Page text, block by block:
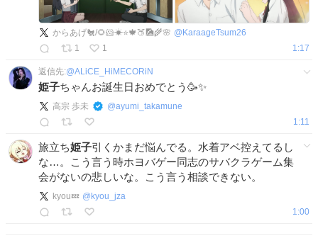
からあげ🐔/🌻🐹☀⭐️🍁🍑🎑🌾🌸 @ KaraageTsum26
1
1 1:17
返信先:@ALiCE_HiMECORiN
姫子ちゃんお誕生日おめでとう🥳✨
高宗 歩未 @ayumi_takamune
1:11
旅立ち姫子引くかまだ悩んでる。水着アベ控えてるし
な…。こう言う時ホヨバゲー同志のサバクラゲーム集
会がないの悲しいな。こう言う相談できない。
kyou💤 @ kyou_jza
1:00